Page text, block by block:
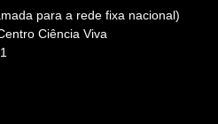
para a rede fixa nacional)
Ciência Viva